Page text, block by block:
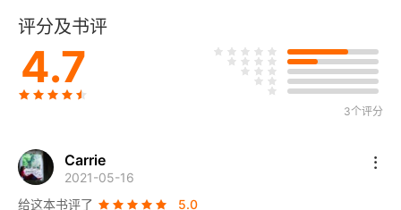
后记
文库版后记
评分及书评
4.7
3个评分
Carrie
2021-05-16
给这本书评了
5.0